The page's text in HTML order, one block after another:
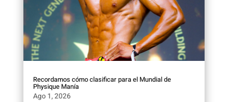
Recordamos cómo clasificar para el Mundial de
Physique Manía
Ago 1, 2026